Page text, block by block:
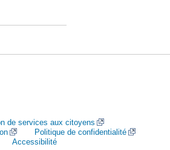
de services aux citoyens
Politique de confidentialité
Accessibilité